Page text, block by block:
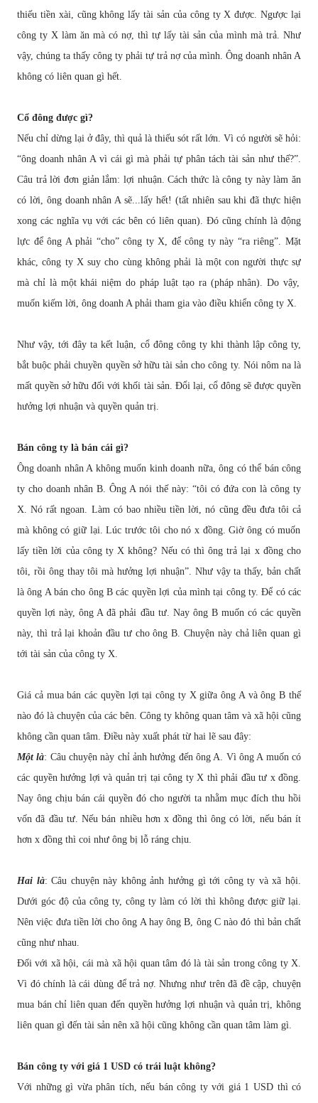
thiếu tiền xài, cũng không lấy tài sản của công ty Xđược. Ngược lại
công ty X làm ăn mà có nợ, thì tự lấy tài sản của mình mà trả. Như
vậy, chúng ta thấy công ty phải tự trả nợcủa mình. Ông doanh nhân A
không có liên quan gì hết.
Cổ đông được gì?
Nếu chỉ dừng lại ở đây, thì quả là thiếu sót rất lớn. Vì có người sẽ hỏi:
“ông doanh nhân A vì cái gì mà phải tựphân tách tài sản nhưthế?”.
Câu trảlờiđơn giản lắm: lợi nhuận. Cách thức là công ty này làmăn
có lời, ông doanh nhân A sẽ...lấy hết! (tất nhiên sau khiđã thực hiện
xong các nghĩa vụ với các bên có liên quan). Đó cũng chính là động
lực đểông A phải “cho” công ty X, đểcông ty này “ra riêng”. Mặt
khác, công ty X suy cho cùng không phải là một con người thực sự
mà chỉlà một khái niệm do pháp luật tạo ra (pháp nhân). Do vậy,
muốn kiếm lời, ông doanh A phải tham gia vào điều khiển công ty X.
Như vậy, tớiđây ta kết luận, cổ đông công ty khi thành lập công ty,
bắt buộc phải chuyền quyền sởhữu tài sản cho công ty. Nói nôm na là
mất quyền sởhữuđối với khối tài sản. Đổi lại, cổ đông sẽ được quyền
hưởng lợi nhuận và quyền quản trị.
Bán công ty là bán cái gì?
Ông doanh nhân A không muốn kinh doanh nữa, ông có thể bán công
ty cho doanh nhân B. Ông A nói thếnày: “tôi có đứa con là công ty
X. Nó rất ngoan. Làm có bao nhiều tiền lời, nó cũng đều đưa tôi cả
mà không có giữ lại. Lúc trước tôi cho nó x đồng. Giờông có muốn
lấy tiền lời của công ty X không? Nếu có thì ông trả lại x đồng cho
tôi, rồi ông thay tôi mà hưởng lợi nhuận”. Nhưvậy ta thấy, bản chất
là ông A bán cho ông B các quyền lợi của mình tại công ty.Để có các
quyền lợi này, ông Ađã phải đầu tư. Nay ông B muốn có các quyền
này, thì trảlại khoảnđầu tưcho ông B. Chuyện này chảliên quan gì
tới tài sản của công ty X.
Giá cảmua bán các quyền lợi tại công ty X giữa ông A và ông B thế
nào đó là chuyện của các bên. Công ty không quan tâm và xã hội cũng
không cần quan tâm. Điều này xuất phát từ hai lẽ sau đây:
Một là: Câu chuyện này chỉ ảnh hưởng đến ông A. Vì ông A muốn có
các quyền hưởng lợi và quản trị tại công ty X thì phải đầu tư x đồng.
Nay ông chịu bán cái quyền đó cho người ta nhằm mục đích thu hồi
vốnđã đầu tư. Nếu bán nhiều hơn xđồng thì ông có lời, nếu bán ít
hơn x đồng thì coi như ông bị lỗ ráng chịu.
Hai là: Câu chuyện này khôngảnh hưởng gì tới công ty và xã hội.
Dưới góc độ của công ty, công ty làm có lời thì không được giữ lại.
Nên việc đưa tiền lời cho ông A hay ông B, ông C nàođó thì bản chất
cũng như nhau.
Đối với xã hội, cái mà xã hội quan tâm đó là tài sản trong công ty X.
Vì đó chính là cái dùng đểtrả nợ. Nhưng như trênđã đềcập, chuyện
mua bán chỉ liên quanđến quyền hưởng lợi nhuận và quản trị, không
liên quan gì đến tài sản nên xã hội cũng không cần quan tâm làm gì.
Bán công ty với giá 1 USD có trái luật không?
Với những gì vừa phân tích, nếu bán công ty với giá 1 USD thì có